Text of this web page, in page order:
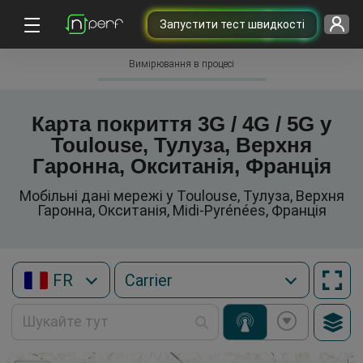
Запустити тест швидкості
Вимірювання в процесі
Карта покриття 3G / 4G / 5G у
Toulouse, Тулуза, Верхня
Гаронна, Окситанія, Франція
Мобільні дані мережі у Toulouse, Тулуза, Верхня
Гаронна, Окситанія, Midi-Pyrénées, Франція
FR